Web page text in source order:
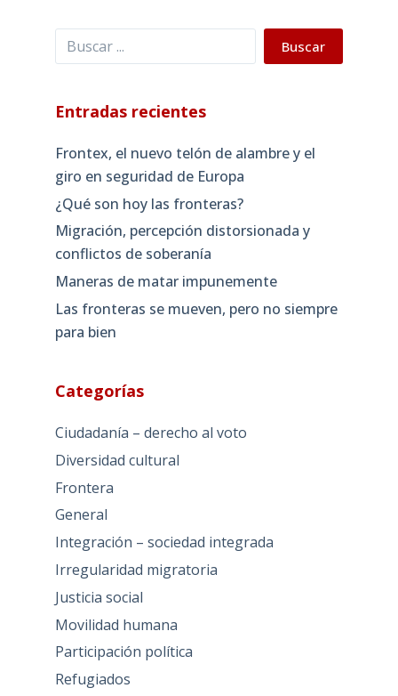
Buscar Buscar
Entradas recientes
Frontex, el nuevo telón de alambre y el
giro en seguridad de Europa
¿Qué son hoy las fronteras?
Migración, percepción distorsionada y
conflictos de soberanía
Maneras de matar impunemente
Las fronteras se mueven, pero no siempre
para bien
Categorías
Ciudadanía – derecho al voto
Diversidad cultural
Frontera
General
Integración – sociedad integrada
Irregularidad migratoria
Justicia social
Movilidad humana
Participación política
Refugiados